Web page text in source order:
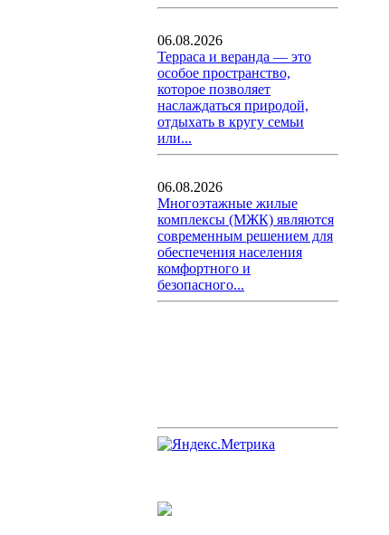
06.08.2026
Терраса и веранда — это
особое пространство,
которое позволяет
наслаждаться природой,
отдыхать в кругу семьи
или...
06.08.2026
Многоэтажные жилые
комплексы (МЖК) являются
современным решением для
обеспечения населения
комфортного и
безопасного...